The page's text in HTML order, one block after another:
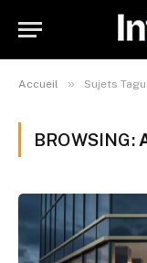
Accueil » Sujets
BROWSING: